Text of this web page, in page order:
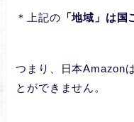
＊上記の 「地域」は国
つまり、日本Amazon
とができません。